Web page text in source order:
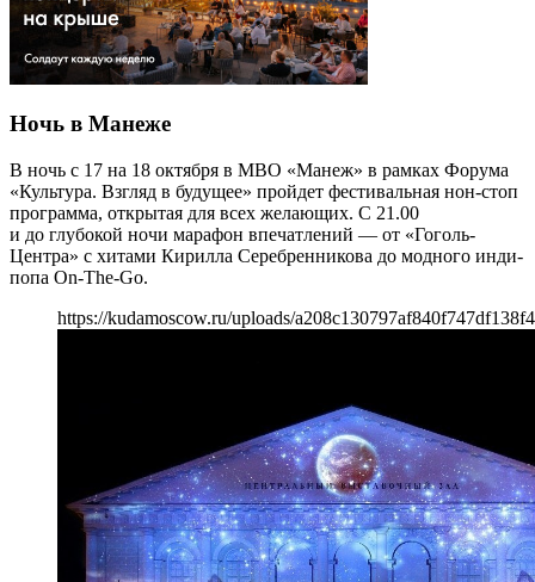
Ночь в Манеже
В ночь с 17 на 18 октября в МВО «Манеж» в рамках Форума
«Культура. Взгляд в будущее» пройдет фестивальная нон-стоп
программа, открытая для всех желающих. С 21.00
и до глубокой ночи марафон впечатлений — от «Гоголь-
Центра» с хитами Кирилла Серебренникова до модного инди-
попа On-The-Go.
https://kudamoscow.ru/uploads/